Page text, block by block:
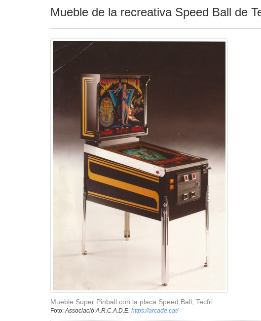
Mueble de la recreativa Speed Ball de
Mueble Super Pinball con la placa Speed Ball, Tecfri.
Foto:Associació A.R.C.A.D.E. https://arcade.cat/